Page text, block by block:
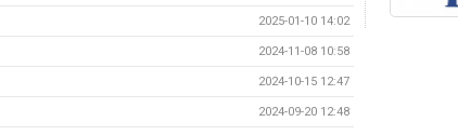
2025-01-10 14:02
2024-11-08 10:58
2024-10-15 12:47
2024-09-20 12:48